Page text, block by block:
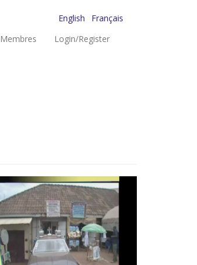
English
Français
Membres Login/Register